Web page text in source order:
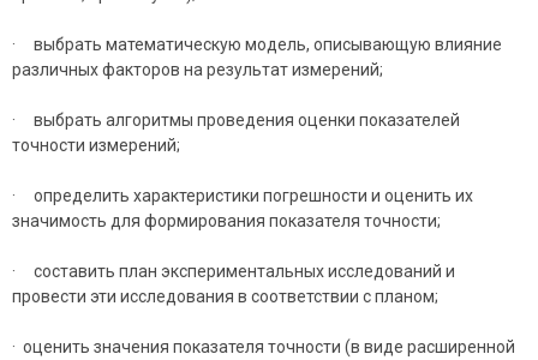
· выбрать математическую модель, описывающую влияние
различных факторов на результат измерений;
· выбрать алгоритмы проведения оценки показателей
точности измерений;
· определить характеристики погрешности и оценить их
значимость для формирования показателя точности;
· составить план экспериментальных исследований и
провести эти исследования в соответствии с планом;
· оценить значения показателя точности (в виде расширенной